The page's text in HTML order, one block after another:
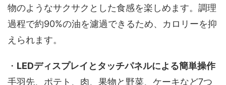
物のようなサクサクとした食感を楽しめます。調理
過程で約90%の油を濾過できるため、カロリーを抑
えられます。
・ LEDディスプレイとタッチパネルによる簡単操作
手羽先、ポテト、肉、果物と野菜、ケーキなど7つ